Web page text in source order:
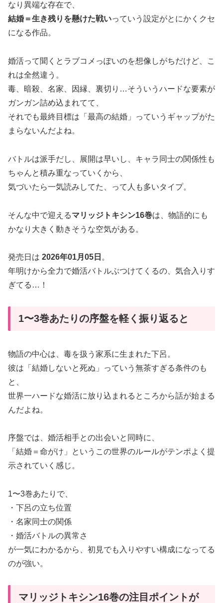
なり異端な存在で、
結婚＝生き残りを懸けた戦いっていう設定がとにかくクセ
になる作品。
婚活って聞くとラブコメっぽいのを想像しがちだけど、こ
れは全然違う。
毒、暗殺、名家、因縁、裏切り…そういうハードな要素が
ガンガン詰め込まれてて、
それでも最終目標は「最高の結婚」っていうギャップがた
まらないんだよね。
バトルは派手だし、展開は早いし、キャラ同士の関係性も
ちゃんと積み重なっていくから、
気づいたら一気読みしてた、って人も多いタイプ。
そんな中で迎えるマリッジトキシン16巻は、物語的にも
かなり大きく動きそうな空気がある。
発売日は 2026年01月05日 。
年明けから全力で婚活バトルぶつけてくるの、気合入りす
ぎてる…！
1〜3巻あたりの序盤を軽く振り返ると
物語の中心は、毒を扱う家系に生まれた下呂。
彼は「結婚しないと死ぬ」っていう無茶すぎる条件のも
と、
世界一ハードな婚活に放り込まれるところから話が始まる
んだよね。
序盤では、婚活相手との出会いと同時に、
「結婚＝命がけ」というこの世界のルールがテンポよく提
示されていく感じ。
1〜3巻あたりで、
・下呂の立ち位置
・名家同士の関係
・婚活バトルの異常さ
が一気にわかるから、初見でも入りやすい構成になってる
のが強い。
マリッジトキシン16巻の注目ポイントが